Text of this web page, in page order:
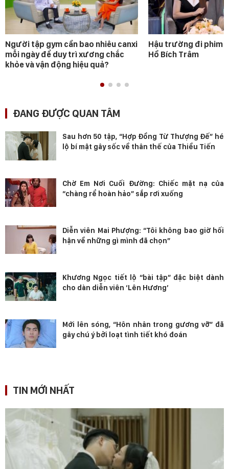
Người tập gym cần bao nhiêu canxi
mỗi ngày để duy trì xương chắc
khỏe và vận động hiệu quả?
Hậu trường đi phim
Hồ Bích Trâm
ĐANG ĐƯỢC QUAN TÂM
Sau hơn 50 tập, “Hợp Đồng Từ Thượng Đế” hé
lộ bí mật gây sốc về thân thế của Thiều Tiến
Chờ Em Nơi Cuối Đường: Chiếc mặt nạ của
“chàng rể hoàn hảo” sắp rơi xuống
Diễn viên Mai Phượng: “Tôi không bao giờ hối
hận về những gì mình đã chọn”
Khương Ngọc tiết lộ “bài tập” đặc biệt dành
cho dàn diễn viên ‘Lên Hương’
Mới lên sóng, “Hôn nhân trong gương vỡ” đã
gây chú ý bởi loạt tình tiết khó đoán
TIN MỚI NHẤT